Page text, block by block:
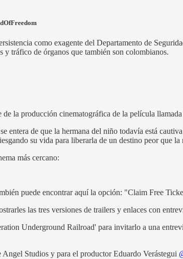
como exagente del Departamento de
tráfico de órganos que también son colombianos.
de la producción cinematográfica de la película
entera de que la hermana del niño todavía está
su vida para liberarla de un destino peor que la
más cercano:
puede encontrar aquí la opción: "Claim Free
las tres versiones de trailers y enlaces con
Underground Railroad' para invitarlo a una
Angel Studios y para el productor Eduardo Verástegui